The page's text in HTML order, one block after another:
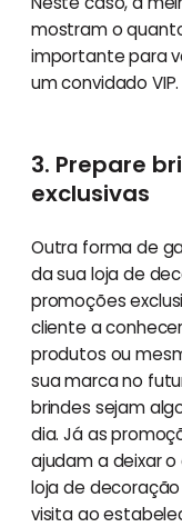
mostram o
importante para
um convidado VIP.
3. Prepare
exclusivas
Outra forma de
da sua loja de
promoções
cliente a
produtos ou
sua marca no
brindes sejam
dia. Já as
ajudam a deixar
loja de
visita ao